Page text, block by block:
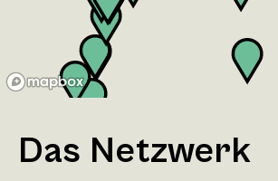
Das Netzwerk